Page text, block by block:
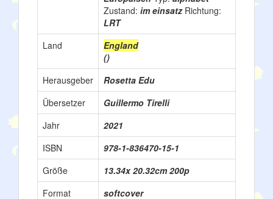
Zustand: im einsatz Richtung:
LRT
Land
England
()
Herausgeber
Rosetta Edu
Übersetzer
Guillermo Tirelli
Jahr
2021
ISBN
978-1-836470-15-1
Größe
13.34x 20.32cm 200p
Format
softcover